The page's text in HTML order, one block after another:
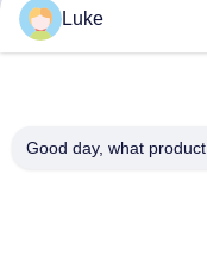
Schnelle
Park, Shunde
Luke
Good day, what